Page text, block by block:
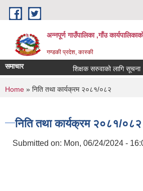
Skip to main content
अन्नपूर्ण गाउँपालिका ,गाँउ
गण्डकी प्रदेश, कास्की
समाचार शिक्षक सरुवाको लागि सूचना
You are here
Home » निति तथा कार्यक्रम २०८१/०८२
निति तथा कार्यक्रम २०८१/०८२
Submitted on: Mon, 06/24/2024 -